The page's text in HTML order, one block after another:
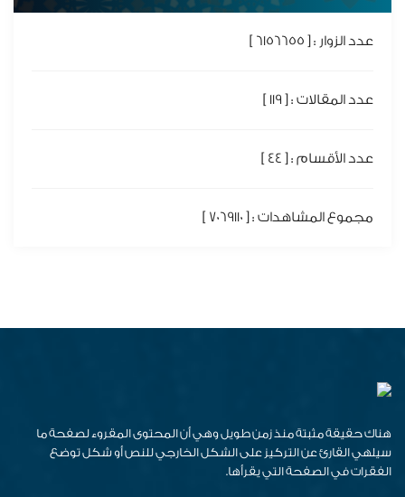
عدد الزوار : [ 6156655 ]
عدد المقالات : [ 119 ]
عدد الأقسام : [ 44 ]
مجموع المشاهدات : [ 7069110 ]
هناك حقيقة مثبتة منذ زمن طويل وهي أن المحتوى المقروء لصفحة ما
سيلهي القارئ عن التركيز على الشكل الخارجي للنص أو شكل توضع
الفقرات في الصفحة التي يقرأها.